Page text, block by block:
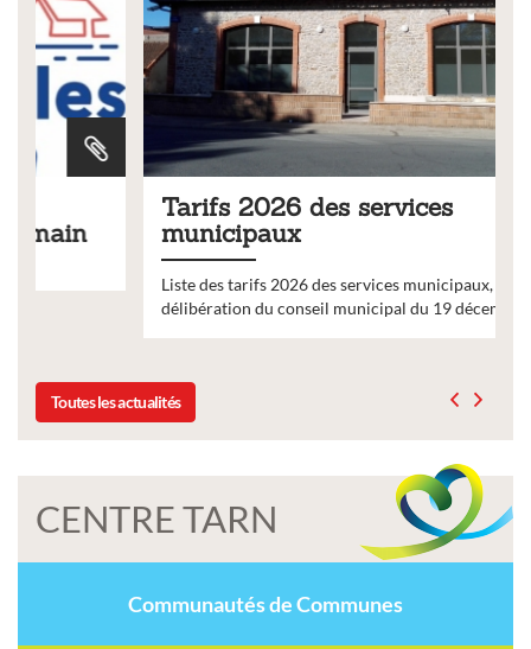
Tarifs 2026 des services
municipaux
Liste des tarifs 2026 des services municipaux,
délibération du conseil municipal du 19 décembre 2025
Toutes les actualités
CENTRE TARN
Communautés de Communes